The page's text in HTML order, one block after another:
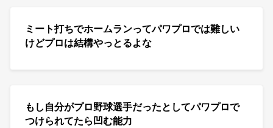
ミート打ちでホームランってパワプロでは難しい
けどプロは結構やっとるよな
もし自分がプロ野球選手だったとしてパワプロで
つけられてたら凹む能力